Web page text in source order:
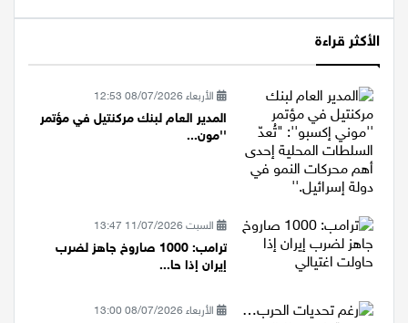
الأكثر قراءة
الأربعاء 08/07/2026 12:53
المدير العام لبنك مركنتيل في مؤتمر
''مون...
السبت 11/07/2026 13:47
ترامب: 1000 صاروخ جاهز لضرب
إيران إذا حا...
الأربعاء 08/07/2026 13:00